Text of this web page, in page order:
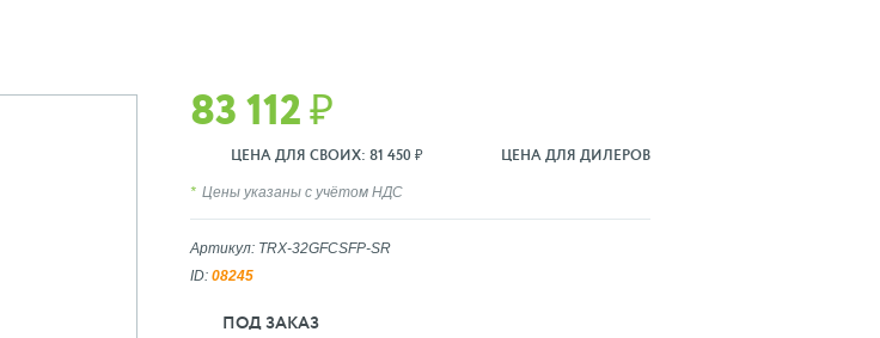
83 112 ₽
ЦЕНА ДЛЯ СВОИХ: 81 450 ₽ ЦЕНА ДЛЯ ДИЛЕРОВ
Цены указаны с учётом НДС
Артикул: TRX-32GFCSFP-SR
ID: 08245
ПОД ЗАКАЗ